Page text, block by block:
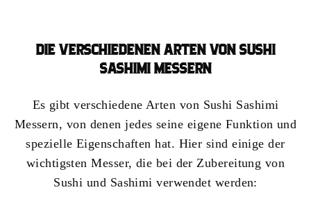
DIE VERSCHIEDENEN ARTEN VON SUSHI
SASHIMI MESSERN
Es gibt verschiedene Arten von Sushi Sashimi
Messern, von denen jedes seine eigene Funktion und
spezielle Eigenschaften hat. Hier sind einige der
wichtigsten Messer, die bei der Zubereitung von
Sushi und Sashimi verwendet werden: